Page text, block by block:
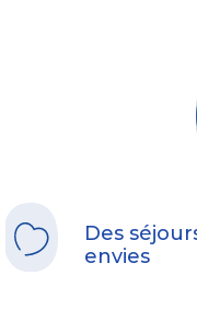
Des
envies